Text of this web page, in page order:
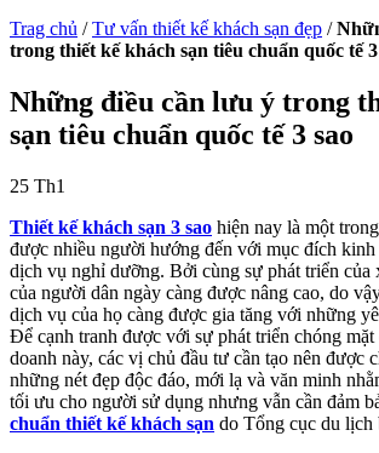
Trag chủ /Tư vấn thiết kế khách sạn đẹp /
trong thiết kế khách sạn tiêu chuẩn quốc tế 3
Những điều cần lưu ý trong
sạn tiêu chuẩn quốc tế 3 sao
25 Th1
Thiết kế khách sạn 3 sao hiện nay là một
được nhiều người hướng đến với mục đích kinh
dịch vụ nghỉ dưỡng. Bởi cùng sự phát triển của
của người dân ngày càng được nâng cao, do
dịch vụ của họ càng được gia tăng với những
Để cạnh tranh được với sự phát triển chóng
doanh này, các vị chủ đầu tư cần tạo nên được
những nét đẹp độc đáo, mới lạ và văn minh
tối ưu cho người sử dụng nhưng vẫn cần đảm
chuẩn thiết kế khách sạn do Tổng cục du lịch